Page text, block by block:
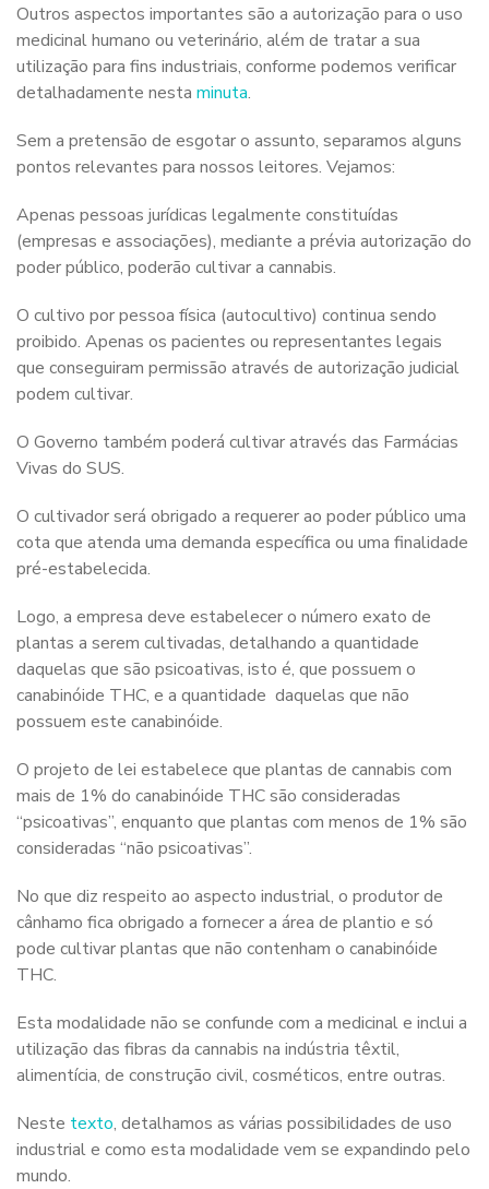
Outros aspectos importantes são a autorização para o uso
medicinal humano ou veterinário, além de tratar a sua
utilização para fins industriais, conforme podemos verificar
detalhadamente nesta minuta.
Sem a pretensão de esgotar o assunto, separamos alguns
pontos relevantes para nossos leitores. Vejamos:
Apenas pessoas jurídicas legalmente constituídas
(empresas e associações), mediante a prévia autorização do
poder público, poderão cultivar a cannabis.
O cultivo por pessoa física (autocultivo) continua sendo
proibido. Apenas os pacientes ou representantes legais
que conseguiram permissão através de autorização judicial
podem cultivar.
O Governo também poderá cultivar através das Farmácias
Vivas do SUS.
O cultivador será obrigado a requerer ao poder público uma
cota que atenda uma demanda específica ou uma finalidade
pré-estabelecida.
Logo, a empresa deve estabelecer o número exato de
plantas a serem cultivadas, detalhando a quantidade
daquelas que são psicoativas, isto é, que possuem o
canabinóide THC, e a quantidade daquelas que não
possuem este canabinóide.
O projeto de lei estabelece que plantas de cannabis com
mais de 1% do canabinóide THC são consideradas
“psicoativas”, enquanto que plantas com menos de 1% são
consideradas “não psicoativas”.
No que diz respeito ao aspecto industrial, o produtor de
cânhamo fica obrigado a fornecer a área de plantio e só
pode cultivar plantas que não contenham o canabinóide
THC.
Esta modalidade não se confunde com a medicinal e inclui a
utilização das fibras da cannabis na indústria têxtil,
alimentícia, de construção civil, cosméticos, entre outras.
Neste texto, detalhamos as várias possibilidades de uso
industrial e como esta modalidade vem se expandindo pelo
mundo.